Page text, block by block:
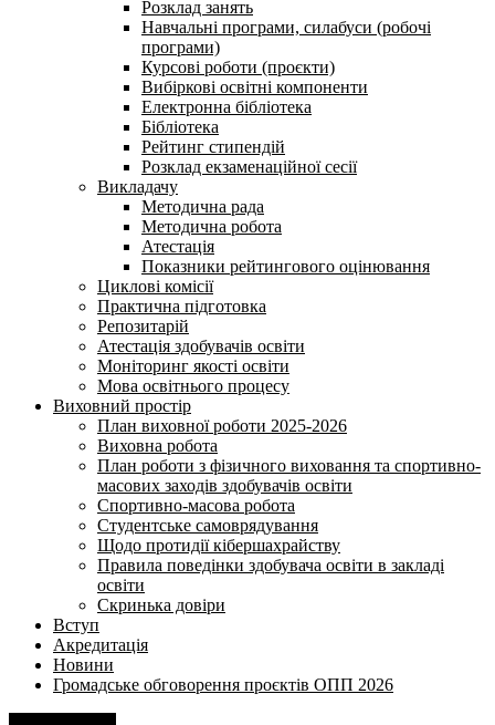
Розклад занять
Навчальні програми, силабуси (робочі
програми)
Курсові роботи (проєкти)
Вибіркові освітні компоненти
Електронна бібліотека
Бібліотека
Рейтинг стипендій
Розклад екзаменаційної сесії
Викладачу
Методична рада
Методична робота
Атестація
Показники рейтингового оцінювання
Циклові комісії
Практична підготовка
Репозитарій
Атестація здобувачів освіти
Моніторинг якості освіти
Мова освітнього процесу
Виховний простір
План виховної роботи 2025-2026
Виховна робота
План роботи з фізичного виховання та спортивно-
масових заходів здобувачів освіти
Спортивно-масова робота
Студентське самоврядування
Щодо протидії кібершахрайству
Правила поведінки здобувача освіти в закладі
освіти
Скринька довіри
Вступ
Акредитація
Новини
Громадське обговорення проєктів ОПП 2026